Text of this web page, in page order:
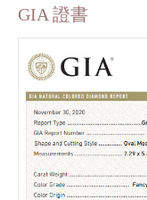
GIA 證書